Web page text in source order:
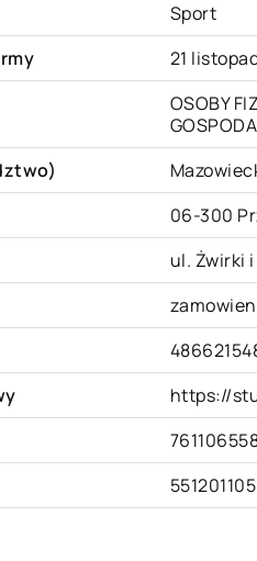
Sport
21
OSOBY
06-300
ul. Żwirki
https://
551201105